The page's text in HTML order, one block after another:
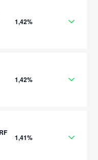
1,42%
1,42%
1,41%